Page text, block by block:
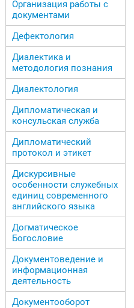
Организация работы с
документами
Дефектология
Диалектика и
методология познания
Диалектология
Дипломатическая и
консульская служба
Дипломатический
протокол и этикет
Дискурсивные
особенности служебных
единиц современного
английского языка
Догматическое
Богословие
Документоведение и
информационная
деятельность
Документооборот